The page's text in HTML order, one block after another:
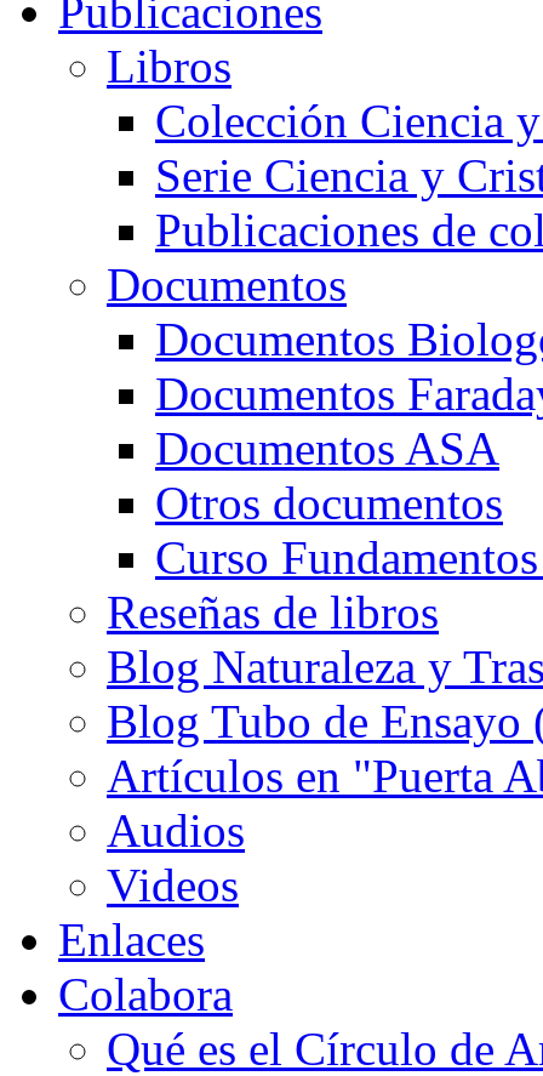
Publicaciones
Libros
Colección Ciencia
Serie Ciencia y
Publicaciones de
Documentos
Documentos
Documentos
Documentos ASA
Otros documentos
Curso
Reseñas de libros
Blog Naturaleza y
Blog Tubo de Ensayo
Artículos en "Puerta
Audios
Videos
Enlaces
Colabora
Qué es el Círculo de